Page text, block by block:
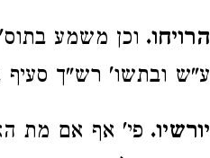
הרויחו. וכן משמע
ע"ש ובתשו' רש"ך סעיף
יורשיו. פי' אף אם מת